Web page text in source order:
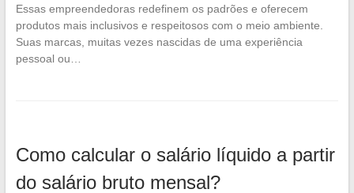
Essas empreendedoras redefinem os padrões e oferecem
produtos mais inclusivos e respeitosos com o meio ambiente.
Suas marcas, muitas vezes nascidas de uma experiência
pessoal ou…
Como calcular o salário líquido a partir
do salário bruto mensal?